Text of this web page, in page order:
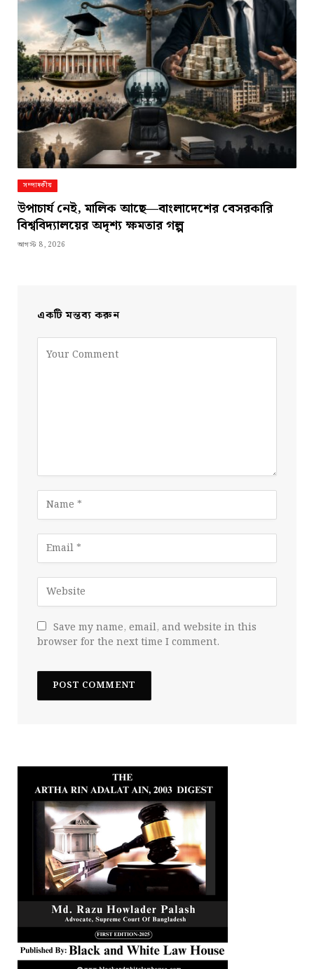
সম্পাদকীয়
উপাচার্য নেই, মালিক আছে—বাংলাদেশের বেসরকারি
বিশ্ববিদ্যালয়ের অদৃশ্য ক্ষমতার গল্প
আগস্ট 8, 2026
একটি মন্তব্য করুন
Save my name, email, and website in this
browser for the next time I comment.